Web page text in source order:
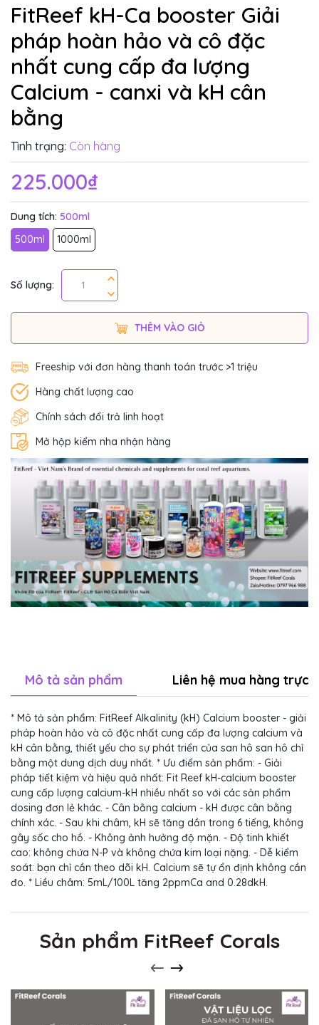
FitReef kH-Ca booster Giải
pháp hoàn hảo và cô đặc
nhất cung cấp đa lượng
Calcium - canxi và kH cân
bằng
Tình trạng: Còn hàng
225.000₫
Dung tích: 500ml
500ml
1000ml
Số lượng:
THÊM VÀO GIỎ
Freeship với đơn hàng thanh toán trước >1 triệu
Hàng chất lượng cao
Chính sách đổi trả linh hoạt
Mở hộp kiểm nha nhận hàng
Mô tả sản phẩm Liên hệ mua hàng trực
* Mô tả sản phẩm: FitReef Alkalinity (kH) Calcium booster - giải
pháp hoàn hảo và cô đặc nhất cung cấp đa lượng calcium và
kH cân bằng, thiết yếu cho sự phát triển của san hô san hô chỉ
bằng một dung dịch duy nhất. * Ưu điểm sản phẩm: - Giải
pháp tiết kiệm và hiệu quả nhất: Fit Reef kH-calcium booster
cung cấp lượng calcium-kH nhiều nhất so với các sản phẩm
dosing đơn lẻ khác. - Cân bằng calcium - kH được cân bằng
chính xác. - Sau khi châm, kH sẽ tăng dần trong 6 tiếng, không
gây sốc cho hồ. - Không ảnh hưởng độ mặn. - Độ tinh khiết
cao: không chứa N-P và không chứa kim loại nặng. - Dễ kiểm
soát: bạn chỉ cần theo dõi kH. Calcium sẽ tự ổn định không cần
đo. * Liều châm: 5mL/100L tăng 2ppmCa and 0.28dkH.
Sản phẩm FitReef Corals